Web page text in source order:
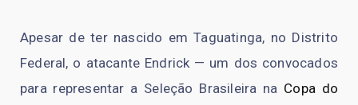
Apesar de ter nascido em Taguatinga, no Distrito
Federal, o atacante Endrick — um dos convocados
para representar a Seleção Brasileira na Copa do